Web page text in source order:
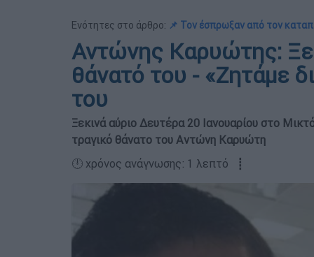
Ενότητες στο άρθρο: 📌 Τον έσπρωξαν από τον
Αντώνης Καρυώτης:
θάνατό του - «Ζητάμε
του
Ξεκινά αύριο Δευτέρα 20 Ιανουαρίου στο
τραγικό θάνατο του Αντώνη Καρυώτη
🕛 χρόνος ανάγνωσης: 1 λεπτό ┋